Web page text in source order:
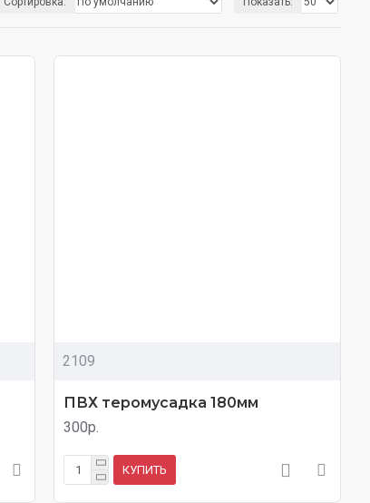
2109
ПВХ теромусадка 180мм
300р.
КУПИТЬ